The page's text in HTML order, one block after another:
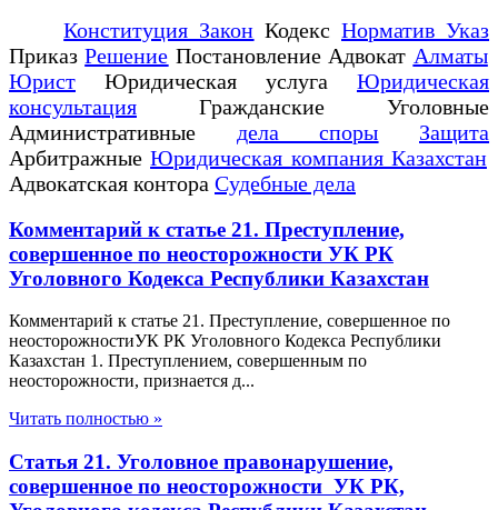
Конституция Закон КодексНорматив Указ
ПриказРешение Постановление Адвокат Алматы
Юрист Юридическая услуга Юридическая
консультация Гражданские Уголовные
Административные дела споры
Защита
АрбитражныеЮридическая компания Казахстан
Адвокатская контора Судебные дела
Комментарий к статье 21. Преступление,
совершенное по неосторожности УК РК
Уголовного Кодекса Республики Казахстан
Комментарий к статье 21. Преступление, совершенное по
неосторожностиУК РК Уголовного Кодекса Республики
Казахстан 1. Преступлением, совершенным по
неосторожности, признается д...
Читать полностью »
Статья 21. Уголовное правонарушение,
совершенное по неосторожности УК РК,